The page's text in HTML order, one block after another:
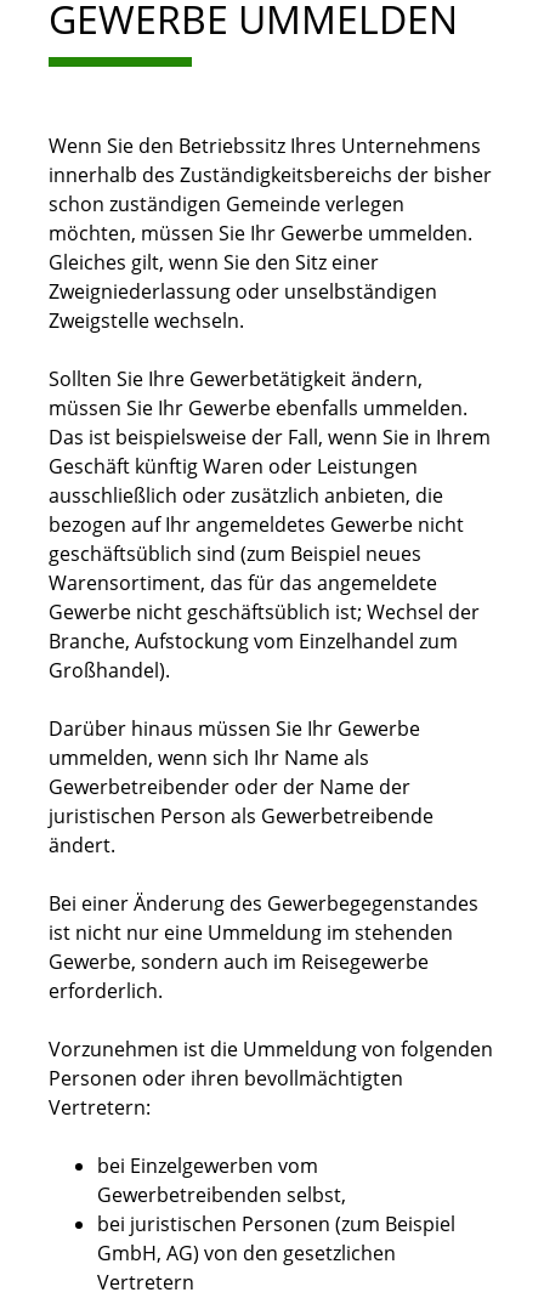
GEWERBE UMMELDEN
Wenn Sie den Betriebssitz Ihres Unternehmens
innerhalb des Zuständigkeitsbereichs der bisher
schon zuständigen Gemeinde verlegen
möchten, müssen Sie Ihr Gewerbe ummelden.
Gleiches gilt, wenn Sie den Sitz einer
Zweigniederlassung oder unselbständigen
Zweigstelle wechseln.
Sollten Sie Ihre Gewerbetätigkeit ändern,
müssen Sie Ihr Gewerbe ebenfalls ummelden.
Das ist beispielsweise der Fall, wenn Sie in Ihrem
Geschäft künftig Waren oder Leistungen
ausschließlich oder zusätzlich anbieten, die
bezogen auf Ihr angemeldetes Gewerbe nicht
geschäftsüblich sind (zum Beispiel neues
Warensortiment, das für das angemeldete
Gewerbe nicht geschäftsüblich ist; Wechsel der
Branche, Aufstockung vom Einzelhandel zum
Großhandel).
Darüber hinaus müssen Sie Ihr Gewerbe
ummelden, wenn sich Ihr Name als
Gewerbetreibender oder der Name der
juristischen Person als Gewerbetreibende
ändert.
Bei einer Änderung des Gewerbegegenstandes
ist nicht nur eine Ummeldung im stehenden
Gewerbe, sondern auch im Reisegewerbe
erforderlich.
Vorzunehmen ist die Ummeldung von folgenden
Personen oder ihren bevollmächtigten
Vertretern:
bei Einzelgewerben vom
Gewerbetreibenden selbst,
bei juristischen Personen (zum Beispiel
GmbH, AG) von den gesetzlichen
Vertretern